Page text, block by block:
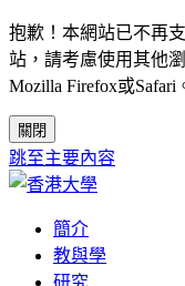
抱歉！本網站已不再
站，請考慮使用其他瀏
Mozilla Firefox或Safari
關閉
跳至主要內容
簡介
教與學
研究